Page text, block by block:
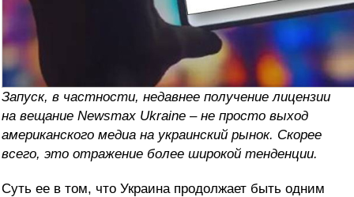
Запуск, в частности, недавнее получение лицензии
на вещание Newsmax Ukraine – не просто выход
американского медиа на украинский рынок. Скорее
всего, это отражение более широкой тенденции.
Суть ее в том, что Украина продолжает быть одним